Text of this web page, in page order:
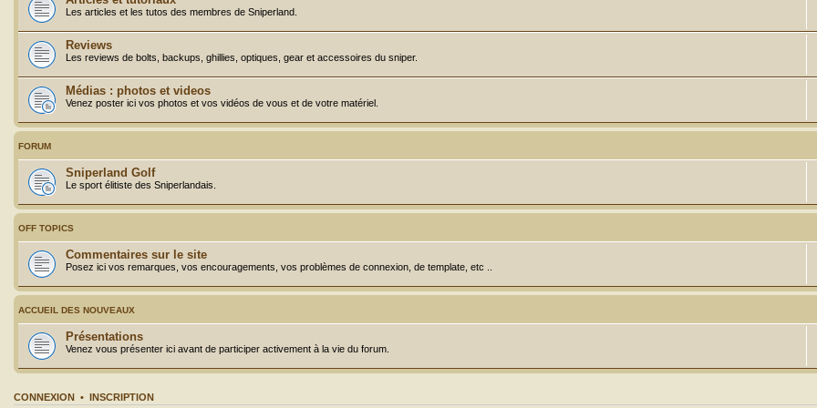
Les articles et les tutos des membres de Sniperland.
Reviews
Les reviews de bolts, backups, ghillies, optiques, gear et accessoires du sniper.
Médias : photos et videos
Venez poster ici vos photos et vos vidéos de vous et de votre matériel.
FORUM
Sniperland Golf
Le sport élitiste des Sniperlandais.
OFF TOPICS
Commentaires sur le site
Posez ici vos remarques, vos encouragements, vos problèmes de connexion, de template, etc ..
ACCUEIL DES NOUVEAUX
Présentations
Venez vous présenter ici avant de participer activement à la vie du forum.
CONNEXION • INSCRIPTION